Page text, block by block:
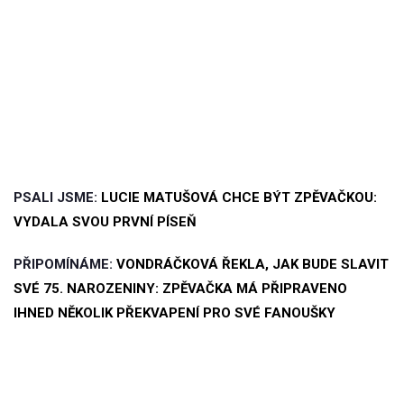
PSALI JSME: LUCIE MATUŠOVÁ CHCE BÝT ZPĚVAČKOU:
VYDALA SVOU PRVNÍ PÍSEŇ
PŘIPOMÍNÁME: VONDRÁČKOVÁ ŘEKLA, JAK BUDE SLAVIT
SVÉ 75. NAROZENINY: ZPĚVAČKA MÁ PŘIPRAVENO
IHNED NĚKOLIK PŘEKVAPENÍ PRO SVÉ FANOUŠKY